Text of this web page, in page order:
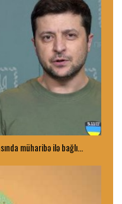
müharibə ilə bağlı…